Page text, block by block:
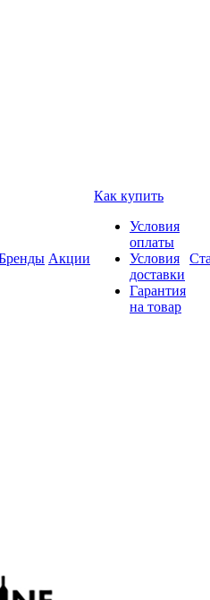
Акции
Как купить
Условия
оплаты
Условия
доставки
Гарантия
на товар